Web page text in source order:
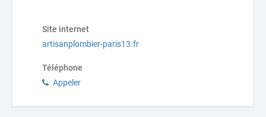
Site internet
artisanplombier-paris13.fr
Téléphone
Appeler